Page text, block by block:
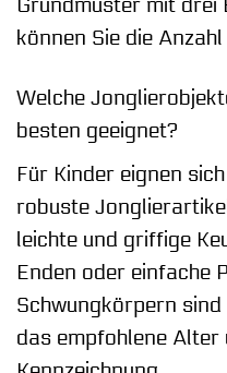
Grundmuster mit drei
können Sie die
Welche
besten geeignet?
Für Kinder eignen
robuste
leichte und griffige
Enden oder einfache
Schwungkörpern
das empfohlene Alter